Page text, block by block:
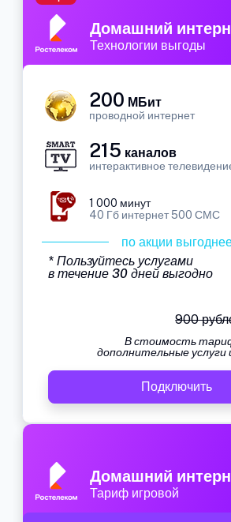
Домашний
Технологии выгоды
200 МБит
проводной интернет
215 каналов
интерактивное
1 000 минут
40 Гб интернет 500 СМС
по акции
* Пользуйтесь услугами
в течение 30 дней выгодно
900
В стоимость
дополнительные услуги
Подключить
Домашний
Тариф игровой